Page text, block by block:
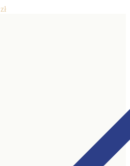
zł